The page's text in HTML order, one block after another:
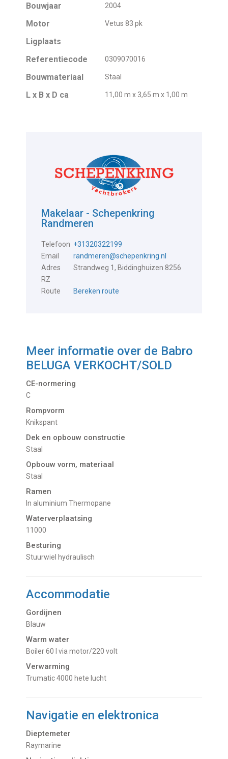
Bouwjaar 2004
Motor Vetus 83 pk
Ligplaats
Referentiecode
0309070016
Bouwmateriaal Staal
L x B x D ca 11,00 m x 3,65 m x 1,00 m
Makelaar - Schepenkring
Randmeren
Telefoon +31320322199
Email
randmeren@schepenkring.nl
Adres
Strandweg 1, Biddinghuizen 8256
RZ
Route
Bereken route
Meer informatie over de Babro
BELUGA VERKOCHT/SOLD
CE-normering
C
Rompvorm
Knikspant
Dek en opbouw constructie
Staal
Opbouw vorm, materiaal
Staal
Ramen
In aluminium Thermopane
Waterverplaatsing
11000
Besturing
Stuurwiel hydraulisch
Accommodatie
Gordijnen
Blauw
Warm water
Boiler 60 l via motor/220 volt
Verwarming
Trumatic 4000 hete lucht
Navigatie en elektronica
Dieptemeter
Raymarine